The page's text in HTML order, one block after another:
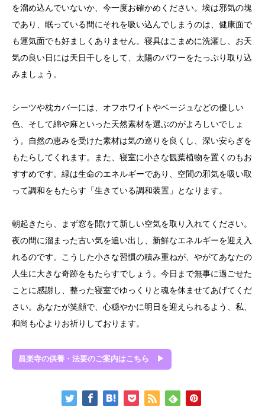
を溜め込んでいないか、今一度お確かめください。埃は邪気の塊
であり、眠っている間にそれを吸い込んでしまうのは、健康面で
も運気面でも好ましくありません。寝具はこまめに洗濯し、お天
気の良い日には天日干しをして、太陽のパワーをたっぷり取り込
みましょう。
シーツや枕カバーには、オフホワイトやベージュなどの優しい
色、そして綿や麻といった天然素材を選ぶのがよろしいでしょ
う。自然の恵みを受けた素材は気の巡りを良くし、深い安らぎを
もたらしてくれます。また、寝室に小さな観葉植物を置くのもお
すすめです。緑は生命のエネルギーであり、空間の邪気を吸い取
って調和をもたらす「生きている調和装置」となります。
朝起きたら、まず窓を開けて新しい空気を取り入れてください。
夜の間に溜まった古い気を追い出し、新鮮なエネルギーを迎え入
れるのです。こうした小さな習慣の積み重ねが、やがてあなたの
人生に大きな奇跡をもたらすでしょう。今日まで無事に過ごせた
ことに感謝し、整った寝室でゆっくりと魂を休ませてあげてくだ
さい。あなたが笑顔で、心穏やかに明日を迎えられるよう、私、
和尚も心よりお祈りしております。
昌楽寺の供養・法要のご案内はこちら ▶